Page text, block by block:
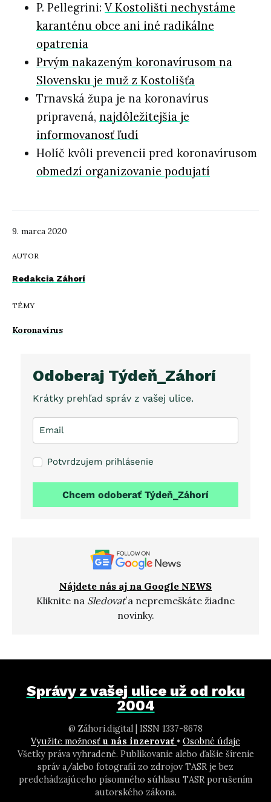
9. marca 2020
AUTOR
Redakcia Záhorí
TÉMY
Koronavírus
P. Pellegrini: V Kostolišti nechystáme
karanténu obce ani iné radikálne
opatrenia
Prvým nakazeným koronavírusom na
Slovensku je muž z Kostolišťa
Trnavská župa je na koronavírus
pripravená, najdôležitejšia je
informovanosť ľudí
Holíč kvôli prevencii pred koronavírusom
obmedzí organizovanie podujatí
Odoberaj Týdeň_Záhorí
Krátky prehľad správ z vašej ulice.
Potvrdzujem prihlásenie
Chcem odoberať Týdeň_Záhorí
Nájdete nás aj na Google NEWS
Kliknite na Sledovaťa nepremeškáte žiadne
novinky.
Správy z vašej ulice už od roku
2004
@ Záhori.digital | ISSN 1337-8678
Využite možnosť u nás inzerovať • Osobné údaje
Všetky práva vyhradené. Publikovanie alebo ďalšie šírenie
správ a/alebo fotografií zo zdrojov TASR je bez
predchádzajúceho písomného súhlasu TASR porušením
autorského zákona.